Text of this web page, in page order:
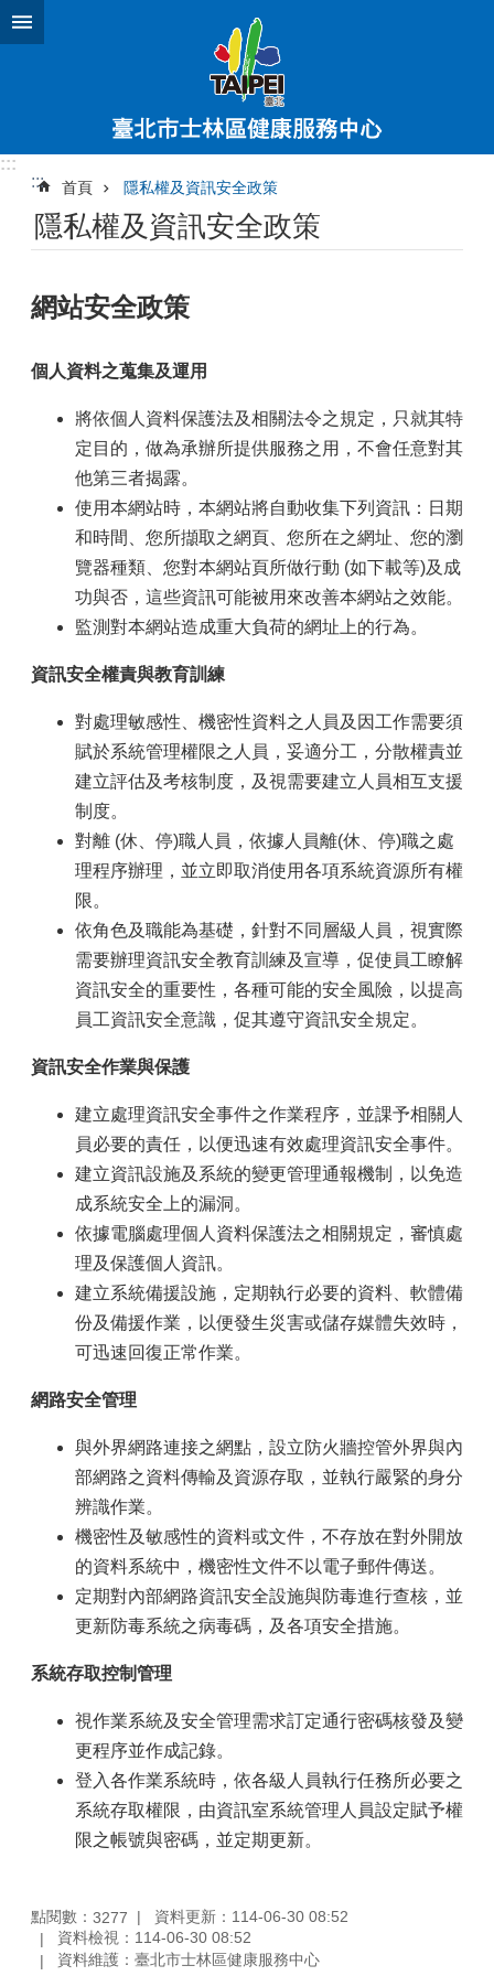
跳到主要內容區塊
:::
:::
首頁 隱私權及資訊安全政策
隱私權及資訊安全政策
網站安全政策
個人資料之蒐集及運用
將依個人資料保護法及相關法令之規定，只就其特
定目的，做為承辦所提供服務之用，不會任意對其
他第三者揭露。
使用本網站時，本網站將自動收集下列資訊：日期
和時間、您所擷取之網頁、您所在之網址、您的瀏
覽器種類、您對本網站頁所做行動 (如下載等)及成
功與否，這些資訊可能被用來改善本網站之效能。
監測對本網站造成重大負荷的網址上的行為。
資訊安全權責與教育訓練
對處理敏感性、機密性資料之人員及因工作需要須
賦於系統管理權限之人員，妥適分工，分散權責並
建立評估及考核制度，及視需要建立人員相互支援
制度。
對離 (休、停)職人員，依據人員離(休、停)職之處
理程序辦理，並立即取消使用各項系統資源所有權
限。
依角色及職能為基礎，針對不同層級人員，視實際
需要辦理資訊安全教育訓練及宣導，促使員工瞭解
資訊安全的重要性，各種可能的安全風險，以提高
員工資訊安全意識，促其遵守資訊安全規定。
資訊安全作業與保護
建立處理資訊安全事件之作業程序，並課予相關人
員必要的責任，以便迅速有效處理資訊安全事件。
建立資訊設施及系統的變更管理通報機制，以免造
成系統安全上的漏洞。
依據電腦處理個人資料保護法之相關規定，審慎處
理及保護個人資訊。
建立系統備援設施，定期執行必要的資料、軟體備
份及備援作業，以便發生災害或儲存媒體失效時，
可迅速回復正常作業。
網路安全管理
與外界網路連接之網點，設立防火牆控管外界與內
部網路之資料傳輸及資源存取，並執行嚴緊的身分
辨識作業。
機密性及敏感性的資料或文件，不存放在對外開放
的資料系統中，機密性文件不以電子郵件傳送。
定期對內部網路資訊安全設施與防毒進行查核，並
更新防毒系統之病毒碼，及各項安全措施。
系統存取控制管理
視作業系統及安全管理需求訂定通行密碼核發及變
更程序並作成記錄。
登入各作業系統時，依各級人員執行任務所必要之
系統存取權限，由資訊室系統管理人員設定賦予權
限之帳號與密碼，並定期更新。
點閱數： 3277
資料更新：114-06-30 08:52
資料檢視：114-06-30 08:52
資料維護：臺北市士林區健康服務中心